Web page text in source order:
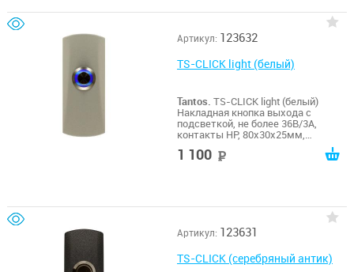
Артикул: 123632
TS-CLICK light (белый)
Tantos. TS-CLICK light (белый)
Накладная кнопка выхода с
подсветкой, не более 36В/3А,
контакты НР, 80х30х25мм,
-20...+55гр.С, цинковый сплав, цвет
покрытия - белый
1 100
Артикул: 123631
TS-CLICK (серебряный антик)